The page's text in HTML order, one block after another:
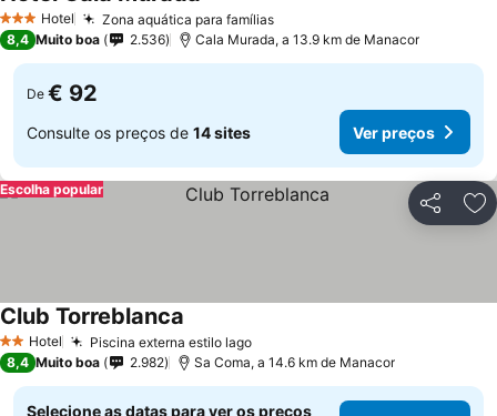
3 EstrelasHotel Zona aquática para famílias
8,4 Muito boa 2.536 Cala Murada, a 13.9 km de Manacor
De € 92
Consulte os preços de 14 sites Ver preços
Partilhar
Escolha popular
2 Estrelas
Hotel Piscina externa estilo lago
Club Torreblanca
8,4 Muito boa 2.982 Sa Coma, a 14.6 km de Manacor
Selecione as datas para ver os preços